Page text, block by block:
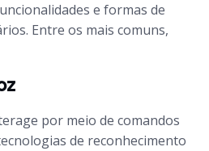
e formas de
Entre os mais comuns,
por meio de comandos
de reconhecimento